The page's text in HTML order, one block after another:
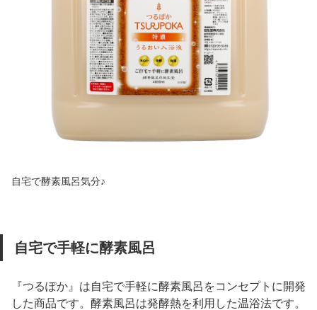
自宅で酵素風呂気分♪
自宅で手軽に酵素風呂
『つるぽか』は自宅で手軽に酵素風呂をコンセプトに開発
した商品です。酵素風呂は発酵熱を利用した温浴法です。